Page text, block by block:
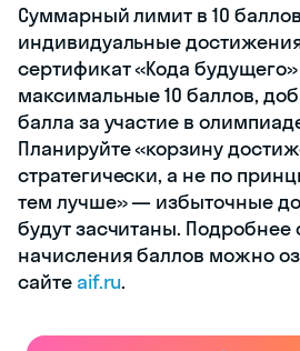
Суммарный лимит в 10
индивидуальные
сертификат «Кода
максимальные 10 баллов,
балла за участие в
Планируйте «корзину
стратегически, а не по
тем лучше» — избыточные
будут засчитаны. Подробнее
начисления баллов можно
сайтеaif.ru.